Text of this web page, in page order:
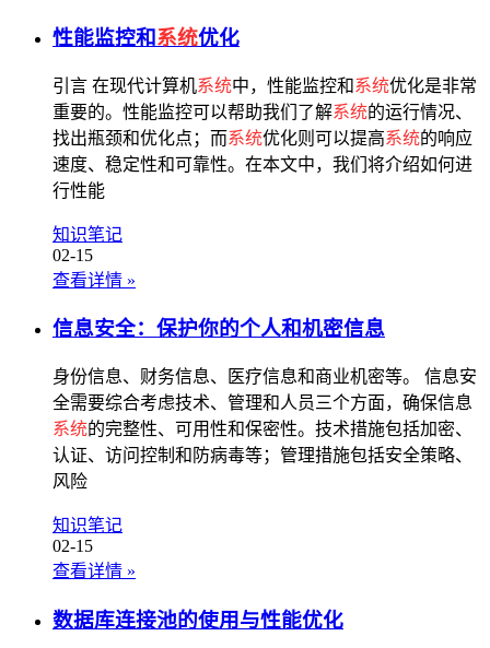
性能监控和系统优化
引言 在现代计算机系统中，性能监控和系统优化是非常
重要的。性能监控可以帮助我们了解系统的运行情况、
找出瓶颈和优化点；而系统优化则可以提高系统的响应
速度、稳定性和可靠性。在本文中，我们将介绍如何进
行性能
知识笔记
02-15
查看详情 »
信息安全：保护你的个人和机密信息
身份信息、财务信息、医疗信息和商业机密等。 信息安
全需要综合考虑技术、管理和人员三个方面，确保信息
系统的完整性、可用性和保密性。技术措施包括加密、
认证、访问控制和防病毒等；管理措施包括安全策略、
风险
知识笔记
02-15
查看详情 »
数据库连接池的使用与性能优化